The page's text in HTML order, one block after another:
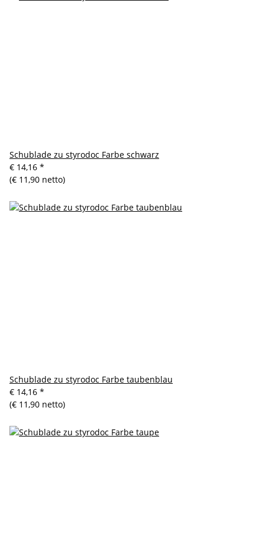
Schublade zu styrodoc Farbe schwarz
€ 14,16 *
(€ 11,90 netto)
Schublade zu styrodoc Farbe taubenblau
€ 14,16 *
(€ 11,90 netto)